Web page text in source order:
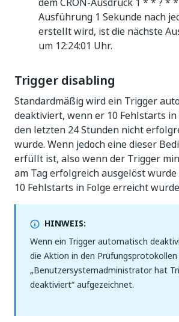
Ausführung 1 Sekunde nach
erstellt wird, ist die nächste
um 12:24:01 Uhr.
Trigger disabling
Standardmäßig wird ein Trigger
deaktiviert, wenn er 10 Fehlstarts
den letzten 24 Stunden nicht
wurde. Wenn jedoch eine dieser
erfüllt ist, also wenn der Trigger
am Tag erfolgreich ausgelöst
10 Fehlstarts in Folge erreicht
HINWEIS:
Wenn ein Trigger automatisch
die Aktion in den Prüfungsprotokollen
„Benutzersystemadministrator hat
deaktiviert“ aufgezeichnet.